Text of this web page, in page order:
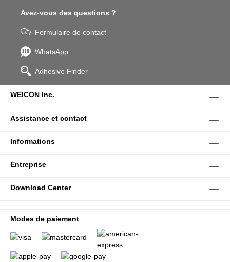
Avez-vous des questions ?
Formulaire de contact
WhatsApp
Adhesive Finder
WEICON Inc.
Assistance et contact
Informations
Entreprise
Download Center
Modes de paiement